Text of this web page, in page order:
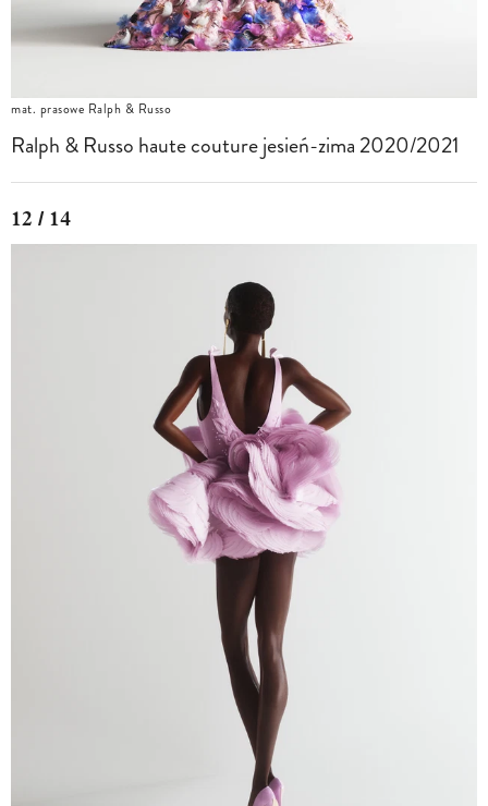
mat. prasowe Ralph & Russo
Ralph & Russo haute couture jesień-zima 2020/2021
12 / 14